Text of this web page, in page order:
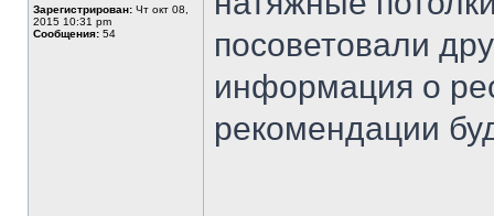
Зарегистрирован: Чт окт 08,
2015 10:31 pm
Сообщения: 54
посоветовали
информация о
рекомендации